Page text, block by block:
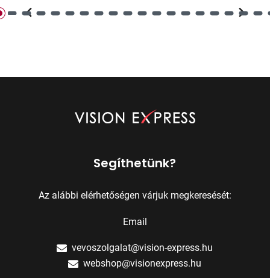
Segíthetünk?
Az alábbi elérhetőségen várjuk megkeresését:
Email
vevoszolgalat@vision-express.hu
webshop@visionexpress.hu